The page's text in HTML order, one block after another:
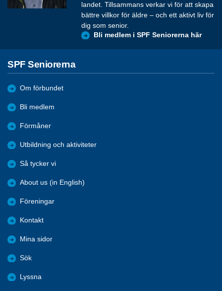
landet. Tillsammans verkar vi för att skapa
bättre villkor för äldre – och ett aktivt liv för
dig som senior.
Bli medlem i SPF Seniorerna här
SPF Seniorerna
Om förbundet
Bli medlem
Förmåner
Utbildning och aktiviteter
Så tycker vi
About us (in English)
Föreningar
Kontakt
Mina sidor
Sök
Lyssna